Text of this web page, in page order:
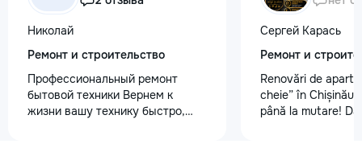
Николай
Ремонт и строительство
Профессиональный ремонт
бытовой техники Вернем к
жизни вашу технику быстро,
Сергей Карась
Ремонт и
Renovări de
cheie” în Chișinău
până la mutare!